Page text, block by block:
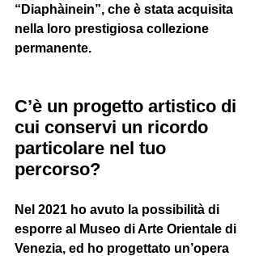
“Diaphàinein”, che è stata acquisita
nella loro prestigiosa collezione
permanente.
C’è un progetto artistico di
cui conservi un ricordo
particolare nel tuo
percorso?
Nel 2021 ho avuto la possibilità di
esporre al Museo di Arte Orientale di
Venezia, ed ho progettato un’opera